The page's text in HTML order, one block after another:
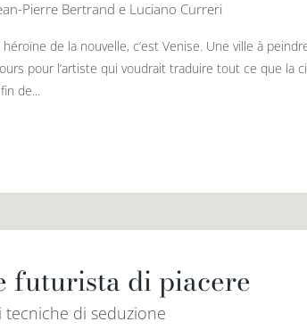
Pierre Bertrand e Luciano Curreri
héroïne de la nouvelle, c’est Venise. Une ville à
pour l’artiste qui voudrait traduire tout ce que la
de...
futurista di piacere
tecniche di seduzione